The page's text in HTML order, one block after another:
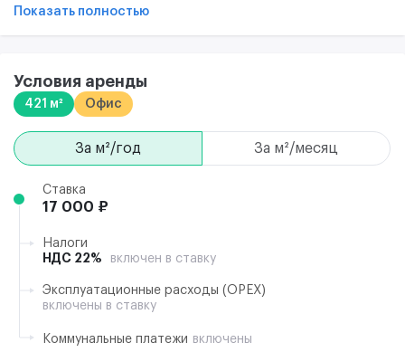
въезду. Предоставляются арендные каникулы на
Показать полностью
Условия аренды
421 м² Офис
за м²/год за м²/месяц
Ставка
17 000 ₽
Налоги
НДС 22%
включен в ставку
Эксплуатационные расходы (ОРЕХ)
включены в ставку
Коммунальные платежи включены